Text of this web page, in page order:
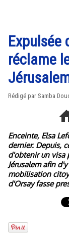
Expulsée
réclame
Rédigé par Samba
Enceinte, Elsa
dernier. Depuis,
d'obtenir un visa
Jérusalem afin
mobilisation
d'Orsay fasse